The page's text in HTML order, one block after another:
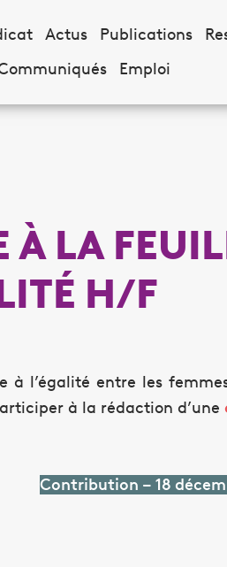
Actus Publications
Emploi
À LA
H/F
à l’égalité entre les
à la rédaction d’une
Contribution – 18